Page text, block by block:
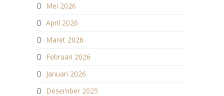
Mei 2026
April 2026
Maret 2026
Februari 2026
Januari 2026
Desember 2025